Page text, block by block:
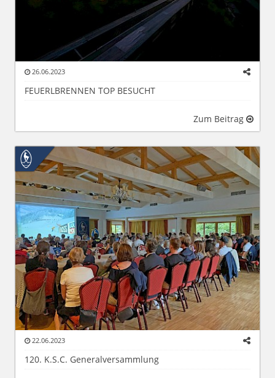
26.06.2023
FEUERLBRENNEN TOP BESUCHT
Zum Beitrag
22.06.2023
120. K.S.C. Generalversammlung